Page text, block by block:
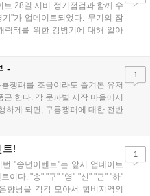
28일 서버 정기점검과 함께 수
"가 업데이트되었다. 무기의 잠
릭터를 위한 강병기에 대해 알아
-
쟁패를 조금이라도 즐겨본 유저
한다. 각 문파별 시작 마을에서
하게 되면, 구룡쟁패에 대한 전반
1
트!
"송년이벤트"는 앞서 업데이트
이다. "송" "구" "영" "신" "근" "하"
향낭을 각각 모아서 합비지역의
1